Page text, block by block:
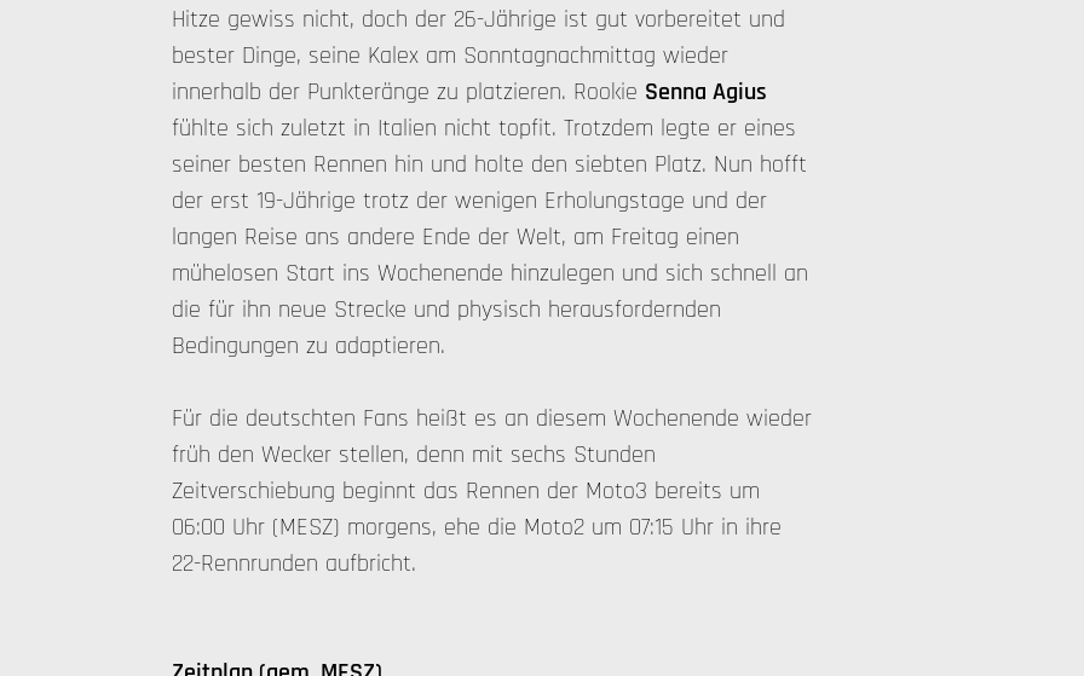
Hitze gewiss nicht, doch der 26-Jährige ist gut vorbereitet und
bester Dinge, seine Kalex am Sonntagnachmittag wieder
innerhalb der Punkteränge zu platzieren. Rookie Senna Agius
fühlte sich zuletzt in Italien nicht topfit. Trotzdem legte er eines
seiner besten Rennen hin und holte den siebten Platz. Nun hofft
der erst 19-Jährige trotz der wenigen Erholungstage und der
langen Reise ans andere Ende der Welt, am Freitag einen
mühelosen Start ins Wochenende hinzulegen und sich schnell an
die für ihn neue Strecke und physisch herausfordernden
Bedingungen zu adaptieren.
Für die deutschten Fans heißt es an diesem Wochenende wieder
früh den Wecker stellen, denn mit sechs Stunden
Zeitverschiebung beginnt das Rennen der Moto3 bereits um
06:00 Uhr (MESZ) morgens, ehe die Moto2 um 07:15 Uhr in ihre
22-Rennrunden aufbricht.